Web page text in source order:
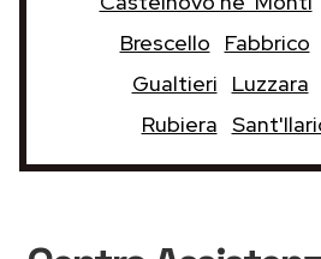
Brescello
Fabbrico
Gualtieri
Luzzara
Rubiera